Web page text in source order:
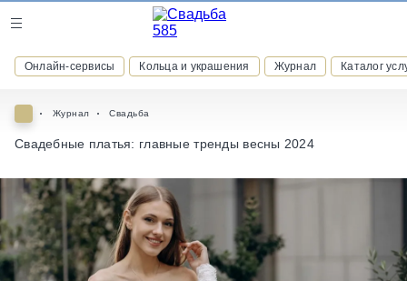
Онлайн-сервисы Кольца и украшения Журнал Каталог
ВСТУПАЙТЕ В КЛУБ ПРИВИЛЕГИЙ
присоединяйтесь к закрытому сообществу и получайте
скидки и бонусы за участие
РЕГИСТРАЦИЯ
Журнал Свадьба
Свадебные платья: главные тренды весны 2024